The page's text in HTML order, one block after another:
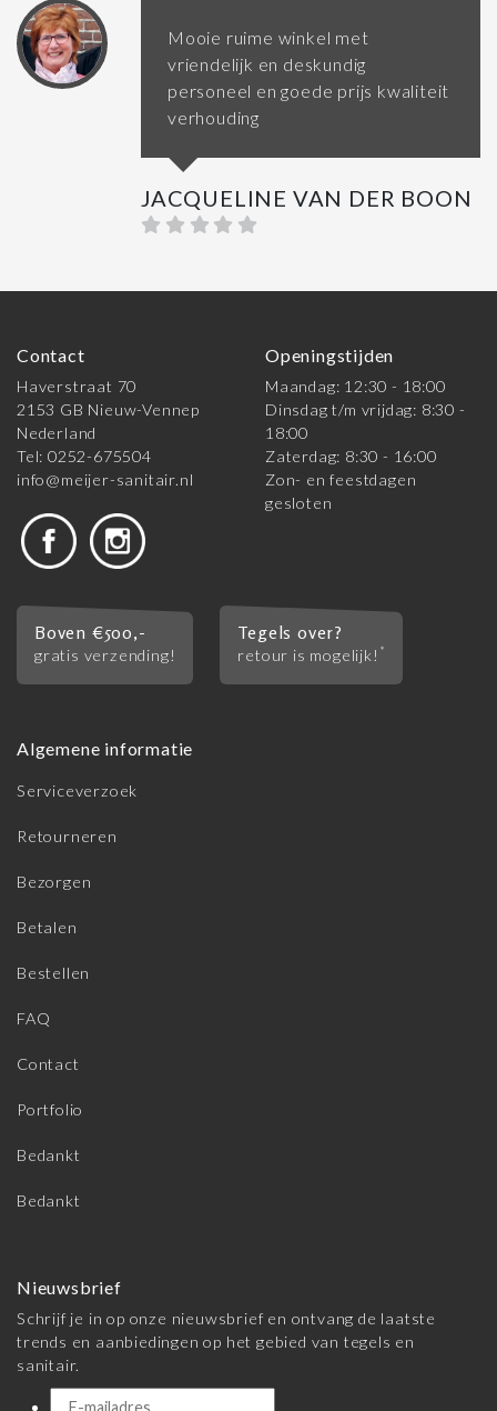
Mooie ruime winkel met
vriendelijk en deskundig
personeel en goede prijs kwaliteit
verhouding
JACQUELINE VAN DER BOON
Contact
Haverstraat 70
2153 GB Nieuw-Vennep
Nederland
Tel: 0252-675504
info@meijer-sanitair.nl
Openingstijden
Maandag: 12:30 - 18:00
Dinsdag t/m vrijdag: 8:30 -
18:00
Zaterdag: 8:30 - 16:00
Zon- en feestdagen
gesloten
Boven €500,-
gratis verzending!
Tegels over?
retour is mogelijk! *
Algemene informatie
Serviceverzoek
Retourneren
Bezorgen
Betalen
Bestellen
FAQ
Contact
Portfolio
Bedankt
Bedankt
Nieuwsbrief
Schrijf je in op onze nieuwsbrief en ontvang de laatste
trends en aanbiedingen op het gebied van tegels en
sanitair.